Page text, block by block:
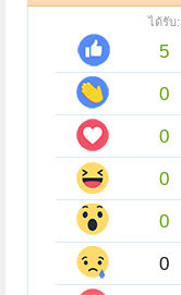
ได้รับ:
5
0
0
0
0
0